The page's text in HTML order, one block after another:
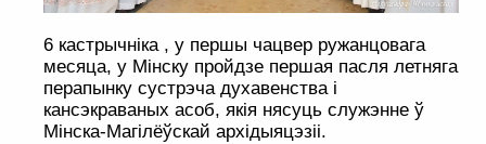
6 кастрычніка , у першы чацвер ружанцовага
месяца, у Мінску пройдзе першая пасля летняга
перапынку сустрэча духавенства і
кансэкраваных асоб, якія нясуць служэнне ў
Мінска-Магілёўскай архідыяцэзіі.